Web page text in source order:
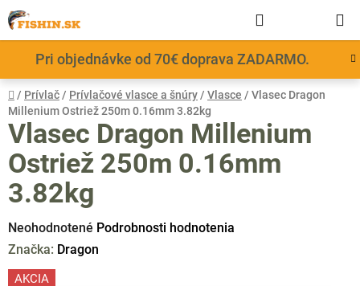
Prejsť
na
obsah
Pri objednávke od 70€ doprava ZADARMO.
KOŠÍK
Domov
/ Prívlač / Prívlačové vlasce a šnúry / Vlasce / Vlasec Dragon
Millenium Ostriež 250m 0.16mm 3.82kg
Vlasec Dragon Millenium
Ostriež 250m 0.16mm
3.82kg
Priemerné
hodnotenie
produktu
Neohodnotené Podrobnosti hodnotenia
Značka: Dragon
AKCIA